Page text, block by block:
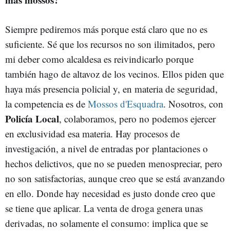
Siempre pediremos más porque está claro que no es
suficiente. Sé que los recursos no son ilimitados, pero
mi deber como alcaldesa es reivindicarlo porque
también hago de altavoz de los vecinos. Ellos piden que
haya más presencia policial y, en materia de seguridad,
la competencia es de Mossos d'Esquadra. Nosotros, con
Policía Local, colaboramos, pero no podemos ejercer
en exclusividad esa materia. Hay procesos de
investigación, a nivel de entradas por plantaciones o
hechos delictivos, que no se pueden menospreciar, pero
no son satisfactorias, aunque creo que se está avanzando
en ello. Donde hay necesidad es justo donde creo que
se tiene que aplicar. La venta de droga genera unas
derivadas, no solamente el consumo: implica que se